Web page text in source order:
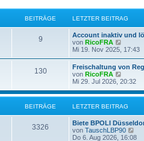
BEITRÄGE LETZTER BEITRAG
9
Account inaktiv und
von RicoFRA
e
s
t
e
r
B
e
i
t
r
a
Mi 19. Nov 2025, 17:43
130
Freischaltung von
von RicoFRA
e
e
t
e
r
B
e
Mi 29. Jul 2026, 20:32
BEITRÄGE LETZTER BEITRAG
3326
Biete BPOLI
von TauschLBP90
e
Do 6. Aug 2026, 16:08